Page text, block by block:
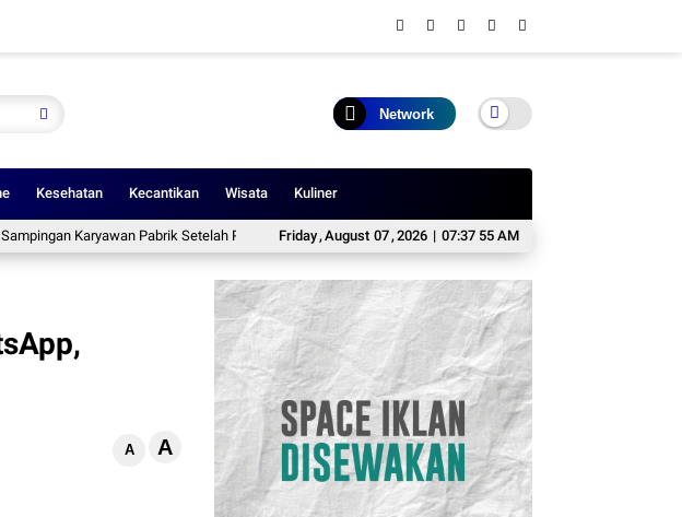
Network
Kesehatan Kecantikan Wisata Kuliner
Friday,August 07,2026 | 07:37 56 AM
Karyawan Pabrik Setelah Pulang Kerja Tanda, Waktu, dan Amalan Malam Lailatul Qadar 2026
A A